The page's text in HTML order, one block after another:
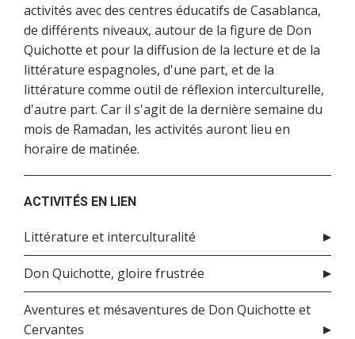
activités avec des centres éducatifs de Casablanca,
de différents niveaux, autour de la figure de Don
Quichotte et pour la diffusion de la lecture et de la
littérature espagnoles, d'une part, et de la
littérature comme outil de réflexion interculturelle,
d'autre part. Car il s'agit de la dernière semaine du
mois de Ramadan, les activités auront lieu en
horaire de matinée.
ACTIVITÉS EN LIEN
Littérature et interculturalité
Don Quichotte, gloire frustrée
Aventures et mésaventures de Don Quichotte et
Cervantes